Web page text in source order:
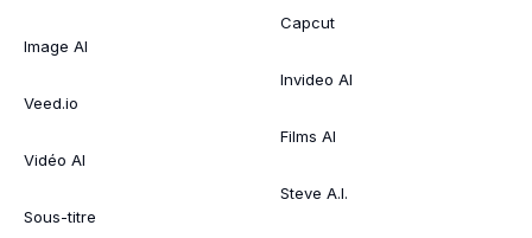
Image AI
Veed.io
Vidéo AI
Sous-titre
Capcut
Invideo AI
Films AI
Steve A.I.